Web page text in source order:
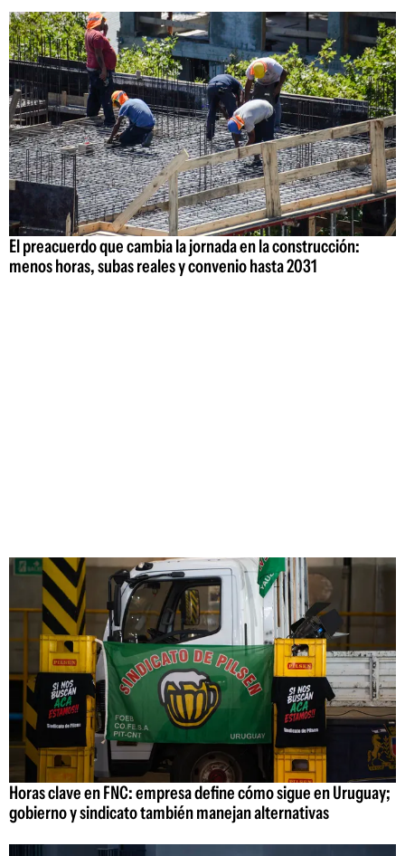
El preacuerdo que cambia la jornada en la construcción:
menos horas, subas reales y convenio hasta 2031
Horas clave en FNC: empresa define cómo sigue en Uruguay;
gobierno y sindicato también manejan alternativas